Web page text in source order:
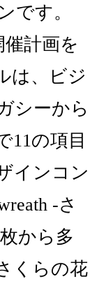
です。
計画を
は、ビジ
シーから
11の項目
インコン
-さ
から多
くらの花